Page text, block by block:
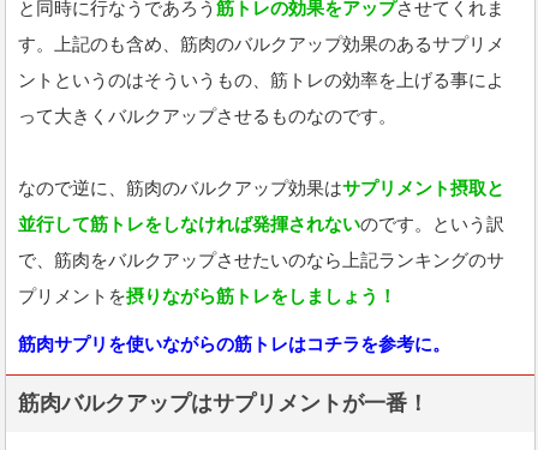
と同時に行なうであろう筋トレの効果をアップさせてくれま
す。上記のも含め、筋肉のバルクアップ効果のあるサプリメ
ントというのはそういうもの、筋トレの効率を上げる事によ
って大きくバルクアップさせるものなのです。
なので逆に、筋肉のバルクアップ効果はサプリメント摂取と
並行して筋トレをしなければ発揮されないのです。という訳
で、筋肉をバルクアップさせたいのなら上記ランキングのサ
プリメントを摂りながら筋トレをしましょう！
筋肉サプリを使いながらの筋トレはコチラを参考に。
筋肉バルクアップはサプリメントが一番！